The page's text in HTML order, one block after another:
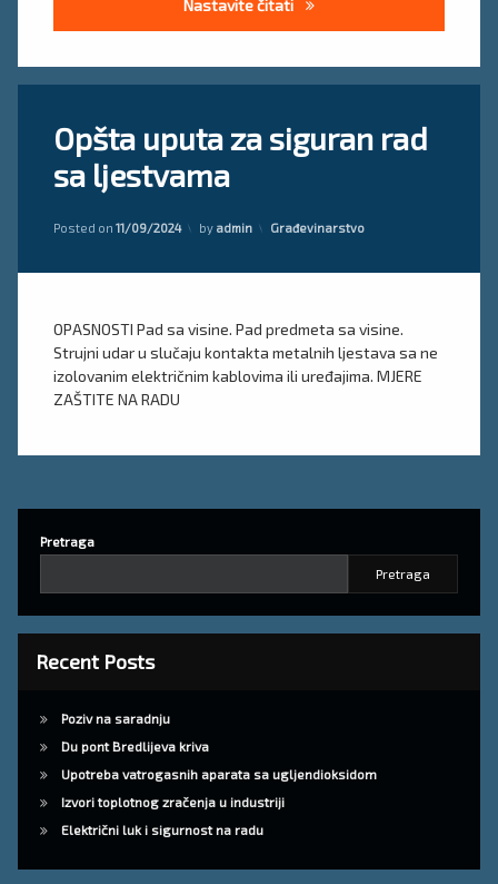
Nastavite čitati Sigurnosne radne upute
Opšta uputa za siguran rad
sa ljestvama
Posted on 11/09/2024 by admin Kategorije:
Građevinarstvo
OPASNOSTI Pad sa visine. Pad predmeta sa visine.
Strujni udar u slučaju kontakta metalnih ljestava sa ne
izolovanim električnim kablovima ili uređajima. MJERE
ZAŠTITE NA RADU
siguran
rad sa
ljestvama
uputa
rad
uputstvo
siguran
komentar
on
Opšta
uputa
siguran
Pretraga
Pretraga
Recent Posts
Poziv na saradnju
Du pont Bredlijeva kriva
Upotreba vatrogasnih aparata sa ugljendioksidom
Izvori toplotnog zračenja u industriji
Električni luk i sigurnost na radu